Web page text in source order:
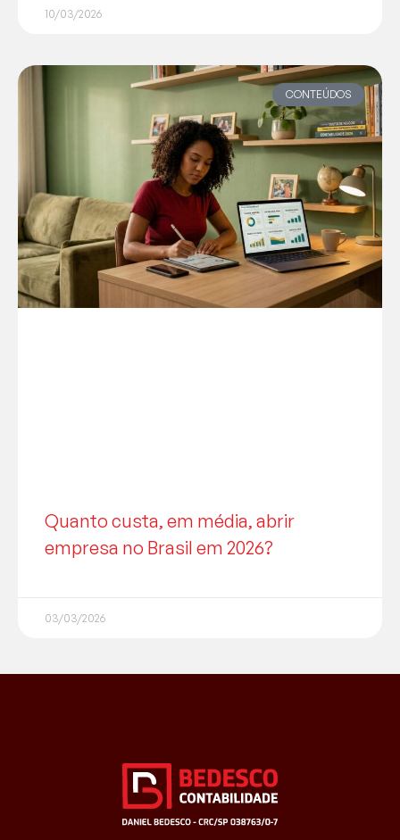
10/03/2026
CONTEÚDOS
Quanto custa, em média, abrir
empresa no Brasil em 2026?
03/03/2026